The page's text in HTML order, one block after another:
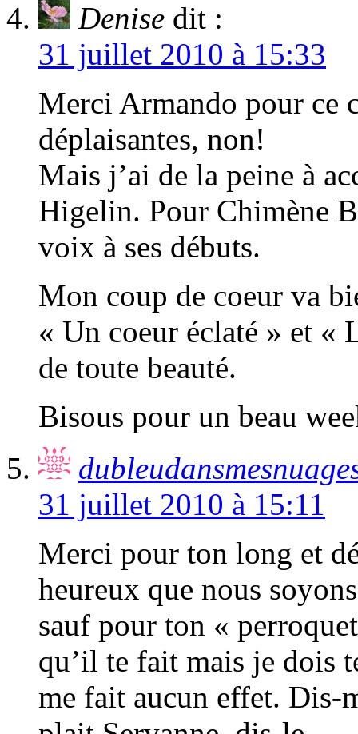
Denise dit :
31 juillet 2010 à 15:33
Merci Armando pour ce
déplaisantes, non!
Mais j’ai de la peine à
Higelin. Pour Chimène
voix à ses débuts.
Mon coup de coeur va
« Un coeur éclaté » et «
de toute beauté.
Bisous pour un beau
31 juillet 2010 à 15:11
Merci pour ton long et
heureux que nous
sauf pour ton «
qu’il te fait mais je dois
me fait aucun effet.